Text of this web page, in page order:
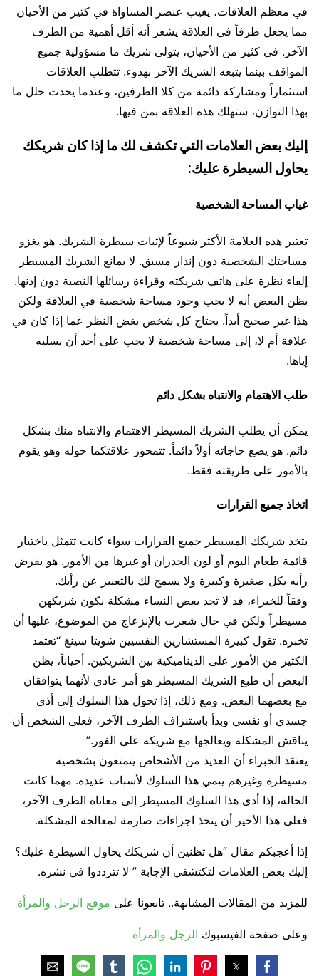
في معظم العلاقات، يغيب عنصر المساواة في كثير من الأحيان
مما يجعل طرفاً في العلاقة يشعر أنه أقل أهمية من الطرف
الآخر. في كثير من الأحيان، يتولى شريك ما مسؤولية جميع
المواقف بينما يتبعه الشريك الآخر بهدوء. تتطلب العلاقات
استثماراً ومشاركة دائمة من كلا الطرفين، وعندما يحدث خلل ما
بهذا التوازن، ستهلك هذه العلاقة بمن فيها.
إليك بعض العلامات التي تكشف لك ما إذا كان شريكك
يحاول السيطرة عليك:
غياب المساحة الشخصية
تعتبر هذه العلامة الأكثر شيوعاً لإثبات سيطرة الشريك. هو يغزو
مساحتك الشخصية دون إنذار مسبق. لا يمانع الشريك المسيطر
إلقاء نظرة على هاتف شريكته وقراءة رسائلها النصية دون إذنها.
يظن البعض أنه لا يجب وجود مساحة شخصية في العلاقة ولكن
هذا غير صحيح أبداً. يحتاج كل شخص بغض النظر عما إذا كان في
علاقة أم لا، إلى مساحة شخصية لا يجب على أحد أن يسلبه
إياها.
طلب الاهتمام والانتباه بشكل دائم
يمكن أن يطلب الشريك المسيطر الاهتمام والانتباه منك بشكل
دائم. هو يضع حاجاته أولاً دائماً. تتمحور علاقتكما حوله وهو يقوم
بالأمور على طريقته فقط.
اتخاذ جميع القرارات
يتخذ شريكك المسيطر جميع القرارات سواء كانت تتمثل باختيار
قائمة طعام اليوم أو لون الجدران أو غيرها من الأمور. هو يفرض
رأيه بكل صغيرة وكبيرة ولا يسمح لك بالتعبير عن رأيك.
وفقاً للخبراء، قد لا تجد بعض النساء مشكلة بكون شريكهن
مسيطراً ولكن في حال شعرت بالإنزعاج من الموضوع، عليها أن
تخبره. تقول كبيرة المستشارين النفسيين شويتا سينغ “تعتمد
الكثير من الأمور على الديناميكية بين الشريكين. أحياناً، يظن
البعض أن طبع الشريك المسيطر هو أمر عادي لأنهما يتوافقان
مع بعضهما البعض. ومع ذلك، إذا تحول هذا السلوك إلى أذى
جسدي أو نفسي وبدأ باستنزاف الطرف الآخر، فعلى الشخص أن
يناقش المشكلة ويعالجها مع شريكه على الفور.”
يعتقد الخبراء أن العديد من الأشخاص يتمتعون بشخصية
مسيطرة وغيرهم ينمي هذا السلوك لأسباب عديدة. مهما كانت
الحالة، إذا أدى هذا السلوك المسيطر إلى معاناة الطرف الآخر،
فعلى هذا الأخير أن يتخذ اجراءات صارمة لمعالجة المشكلة.
إذا أعجبكم مقال “هل تظنين أن شريكك يحاول السيطرة عليك؟
إليك بعض العلامات لتكتشفي الإجابة ” لا تترددوا في نشره.
للمزيد من المقالات المشابهة.. تابعونا على موقع الرجل والمرأة
وعلى صفحة الفيسبوك الرجل والمرأة